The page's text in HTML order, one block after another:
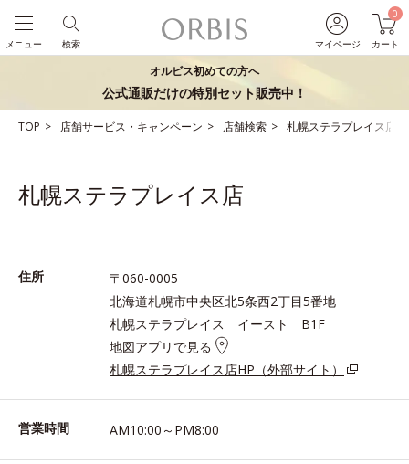
マイページ
0
カート
検索
メニュー
オルビス初めての方へ
公式通販だけの特別セット販売中！
TOP 店舗サービス・キャンペーン 店舗検索 札幌ステラプレイス店
札幌ステラプレイス店
住所
〒060-0005
北海道札幌市中央区北5条西2丁目5番地
札幌ステラプレイス イースト B1F
地図アプリで見る
札幌ステラプレイス店HP（外部サイト）
営業時間 AM10:00～PM8:00